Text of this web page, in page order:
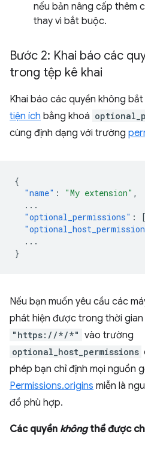
nếu bản nâng cấp thêm
thay vì bắt buộc.
Bước 2: Khai báo các
trong tệp kê khai
Khai báo các quyền không
tiện ích bằng khoá
cùng định dạng với trường
{
"name" : "My extension" ,
...
"optional_permissions" : [
...
}
Nếu bạn muốn yêu cầu các
phát hiện được trong thời gian
"https://*/*" vào trường
optional_host_permissions
phép bạn chỉ định mọi nguồn
Permissions.origins miễn là
đồ phù hợp.
Các quyền khôngthể được